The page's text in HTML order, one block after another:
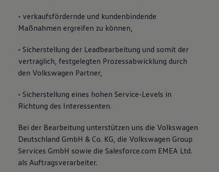
• verkaufsfördernde und kundenbindende
Maßnahmen ergreifen zu können,
• Sicherstellung der Leadbearbeitung und somit der
vertraglich, festgelegten Prozessabwicklung durch
den Volkswagen Partner,
• Sicherstellung eines hohen Service-Levels in
Richtung des Interessenten.
Bei der Bearbeitung unterstützen uns die Volkswagen
Deutschland GmbH & Co. KG, die Volkswagen Group
Services GmbH sowie die Salesforce.com EMEA Ltd.
als Auftragsverarbeiter.